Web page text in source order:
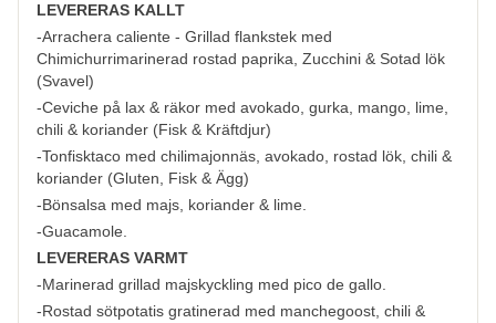
LEVERERAS KALLT
-Arrachera caliente - Grillad flankstek med
Chimichurrimarinerad rostad paprika, Zucchini & Sotad lök
(Svavel)
-Ceviche på lax & räkor med avokado, gurka, mango, lime,
chili & koriander (Fisk & Kräftdjur)
-Tonfisktaco med chilimajonnäs, avokado, rostad lök, chili &
koriander (Gluten, Fisk & Ägg)
-Bönsalsa med majs, koriander & lime.
-Guacamole.
LEVERERAS VARMT
-Marinerad grillad majskyckling med pico de gallo.
-Rostad sötpotatis gratinerad med manchegoost, chili &